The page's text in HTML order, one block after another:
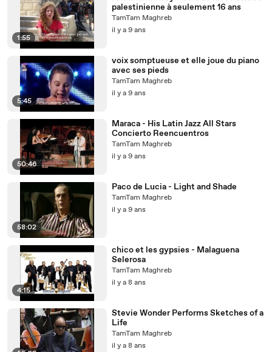
1:55
palestinienne à seulement 16 ans
TamTam Maghreb
il y a 9 ans
5:45
voix somptueuse et elle joue du piano
avec ses pieds
TamTam Maghreb
il y a 9 ans
50:46
Maraca - His Latin Jazz All Stars
Concierto Reencuentros
TamTam Maghreb
il y a 9 ans
58:02
Paco de Lucia - Light and Shade
TamTam Maghreb
il y a 9 ans
4:15
chico et les gypsies - Malaguena
Selerosa
TamTam Maghreb
il y a 8 ans
Stevie Wonder Performs Sketches of a
Life
TamTam Maghreb
il y a 8 ans